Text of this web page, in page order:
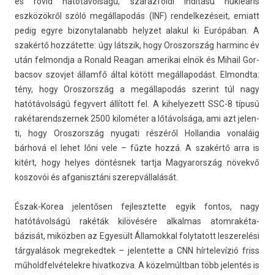
eszközökről szóló megál­lapodás (INF) re­ndel­kezéseit, em­iatt
pedig egyre bi­zonytalanabb helyzet al­akul ki Európában. A
szakértő hozzátette: úgy látszik, hogy Oros­zország har­minc év
után fel­mondja a Ronald Rea­gan amerikai elnök és Mihail Gor­
bacsov szov­jet államfő által kötött megál­lapodást. El­mondta:
tény, hogy Oros­zország a megál­lapodás szerint túl nagy
hatótávolságú fegyvert állított fel. A kihelyezett SSC-8 típusú
rakétarendszer­nek 2500 kilométer a lőtávolsága, ami azt jelen­
ti, hogy Oros­zország nyugati részéről Hol­landia vonaláig
bárhová el lehet lőni vele – fűzte hozzá. A szakértő arra is
kitért, hogy helyes döntésnek tartja Magyarország növekvő
kos­zovói és af­ganisztáni szerep­vállalását.
Észak-Korea jelen­tős­en fej­lesztet­te egyik fon­tos, nagy
hatótávolságú rakéták kilövésére al­kal­mas atomrakéta-
bázisát, miközben az Egyesült Államokk­al folytatott les­zerelési
tárgyalások meg­reked­tek – jelen­tette a CNN hír­televízió friss
műholdfel­vételek­re hivat­kozva. A közelmúltban több jelen­tés is